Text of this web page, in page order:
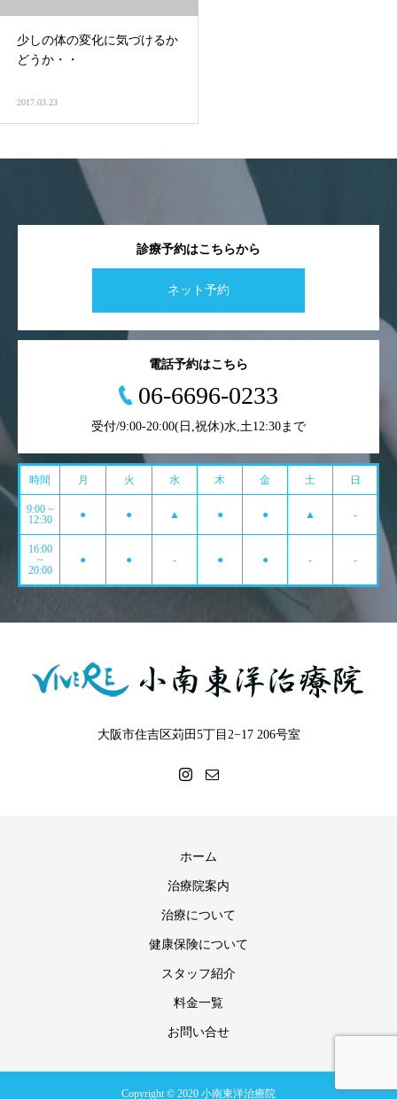
少しの体の変化に気づけるか
どうか・・
2017.03.23
診療予約はこちらから
ネット予約
電話予約はこちら
06-6696-0233
受付/9:00-20:00(日,祝休)水,土12:30まで
時間 月 火 水 木 金 土 日
9:00 ~
12:30
● ● ▲ ● ● ▲ -
16:00
~
20:00
● ● - ● ● - -
大阪市住吉区苅田5丁目2−17 206号室
ホーム
治療院案内
治療について
健康保険について
スタッフ紹介
料金一覧
お問い合せ
Copyright © 2020 小南東洋治療院